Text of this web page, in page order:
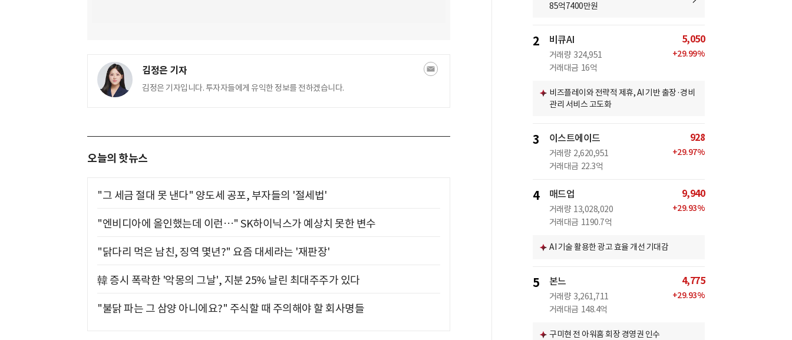
김정은 기자
김정은 기자입니다. 투자자들에게 유익한 정보를 전하겠습니다.
오늘의 핫뉴스
"그 세금 절대 못 낸다" 양도세 공포, 부자들의 '절세법'
"엔비디아에 올인했는데 이런…" SK하이닉스가 예상치 못한 변수
"닭다리 먹은 남친, 징역 몇년?" 요즘 대세라는 '재판장'
韓 증시 폭락한 '악몽의 그날', 지분 25% 날린 최대주주가 있다
"불닭 파는 그 삼양 아니에요?" 주식할 때 주의해야 할 회사명들
85억7400만원
2 비큐AI
거래량 324,951
거래대금 16억
5,050
+29.99%
비즈플레이와 전략적 제휴, AI 기반 출장·경비
관리 서비스 고도화
3 이스트에이드
거래량 2,620,951
거래대금 22.3억
928
+29.97%
4 매드업
거래량 13,028,020
거래대금 1190.7억
9,940
+29.93%
AI 기술 활용한 광고 효율 개선 기대감
5 본느
거래량 3,261,711
거래대금 148.4억
4,775
+29.93%
구미현 전 아워홈 회장 경영권 인수